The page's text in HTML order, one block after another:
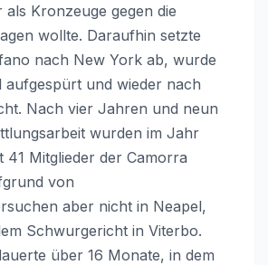
als Kronzeuge gegen die
wollte. Daraufhin setzte
nach New York ab, wurde
aufgespürt und wieder nach
Nach vier Jahren und neun
wurden im Jahr
41 Mitglieder der Camorra
von
aber nicht in Neapel,
Schwurgericht in Viterbo.
über 16 Monate, in dem